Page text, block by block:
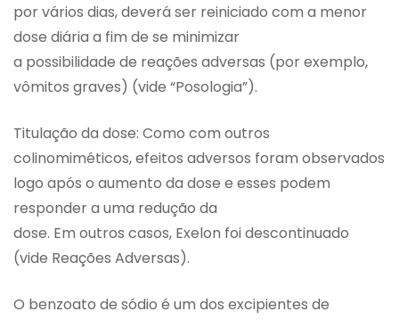
por vários dias, deverá ser reiniciado com a menor
dose diária a fim de se minimizar
a possibilidade de reações adversas (por exemplo,
vômitos graves) (vide “Posologia”).
Titulação da dose: Como com outros
colinomiméticos, efeitos adversos foram observados
logo após o aumento da dose e esses podem
responder a uma redução da
dose. Em outros casos, Exelon foi descontinuado
(vide Reações Adversas).
O benzoato de sódio é um dos excipientes de